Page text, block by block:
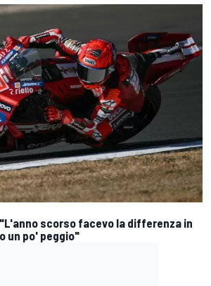
"L'anno scorso facevo la differenza in
un po' peggio"